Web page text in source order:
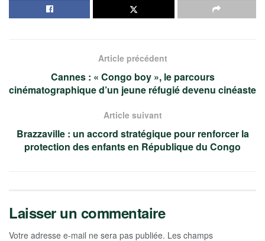
Article précédent
Cannes : « Congo boy », le parcours
cinématographique d’un jeune réfugié devenu cinéaste
Article suivant
Brazzaville : un accord stratégique pour renforcer la
protection des enfants en République du Congo
Laisser un commentaire
Votre adresse e-mail ne sera pas publiée. Les champs